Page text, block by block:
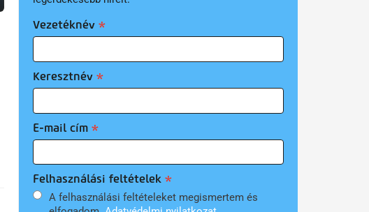
Vezetéknév
Keresztnév
E-mail cím
Felhasználási feltételek
A felhasználási feltételeket megismertem és